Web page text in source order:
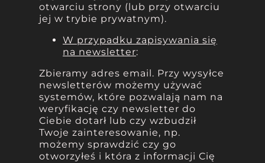
otwarciu strony (lub przy otwarciu
jej w trybie prywatnym).
W przypadku zapisywania się
na newsletter:
Zbieramy adres email. Przy wysyłce
newsletterów możemy używać
systemów, które pozwalają nam na
weryfikację czy newsletter do
Ciebie dotarł lub czy wzbudził
Twoje zainteresowanie, np.
możemy sprawdzić czy go
otworzyłeś i która z informacji Cię